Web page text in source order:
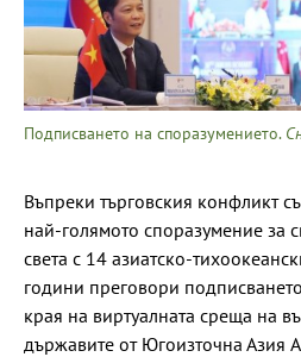
Подписването на споразумението.
Въпреки търговския конфликт
най-голямото споразумение за
света с 14 азиатско-
години преговори
края на виртуалната среща на
държавите от Югоизточна Азия